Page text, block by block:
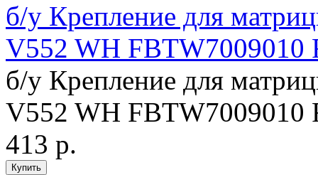
б/у Крепление для
V552 WH FBTW7009010
б/у Крепление для
V552 WH FBTW7009010
413 р.